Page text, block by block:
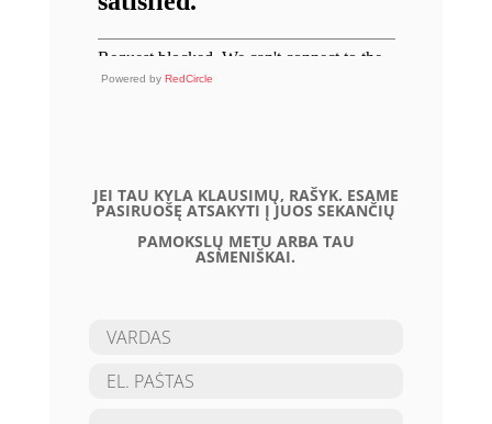
Powered by RedCircle
JEI TAU KYLA KLAUSIMŲ, RAŠYK. ESAME
PASIRUOŠĘ ATSAKYTI Į JUOS SEKANČIŲ
PAMOKSLŲ METU ARBA TAU
ASMENIŠKAI.